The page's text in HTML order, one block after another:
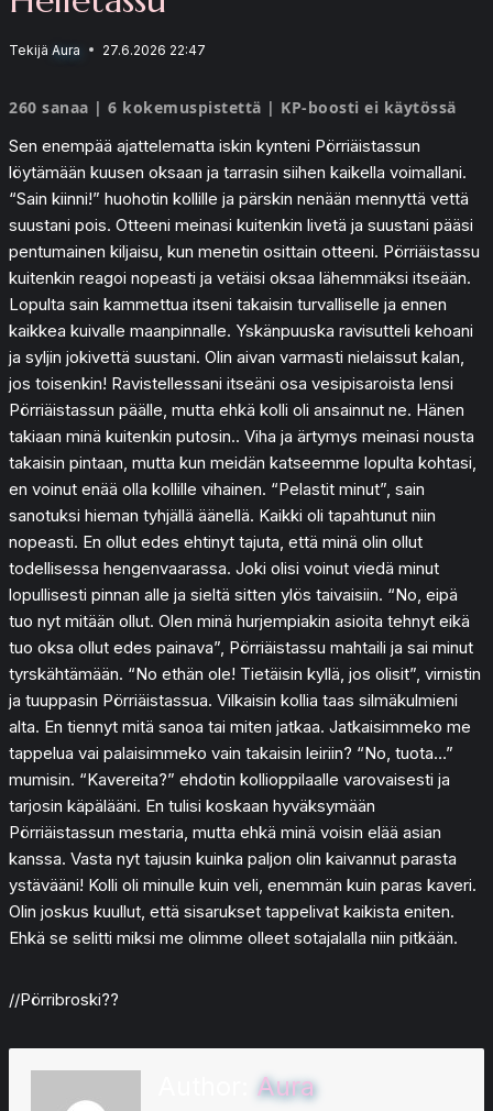
Tekijä Aura 27.6.2026 22:47
260 sanaa | 6 kokemuspistettä | KP-boosti ei käytössä
Sen enempää ajattelematta iskin kynteni Pörriäistassun
löytämään kuusen oksaan ja tarrasin siihen kaikella voimallani.
“Sain kiinni!” huohotin kollille ja pärskin nenään mennyttä vettä
suustani pois. Otteeni meinasi kuitenkin livetä ja suustani pääsi
pentumainen kiljaisu, kun menetin osittain otteeni. Pörriäistassu
kuitenkin reagoi nopeasti ja vetäisi oksaa lähemmäksi itseään.
Lopulta sain kammettua itseni takaisin turvalliselle ja ennen
kaikkea kuivalle maanpinnalle. Yskänpuuska ravisutteli kehoani
ja syljin jokivettä suustani. Olin aivan varmasti nielaissut kalan,
jos toisenkin! Ravistellessani itseäni osa vesipisaroista lensi
Pörriäistassun päälle, mutta ehkä kolli oli ansainnut ne. Hänen
takiaan minä kuitenkin putosin.. Viha ja ärtymys meinasi nousta
takaisin pintaan, mutta kun meidän katseemme lopulta kohtasi,
en voinut enää olla kollille vihainen. “Pelastit minut”, sain
sanotuksi hieman tyhjällä äänellä. Kaikki oli tapahtunut niin
nopeasti. En ollut edes ehtinyt tajuta, että minä olin ollut
todellisessa hengenvaarassa. Joki olisi voinut viedä minut
lopullisesti pinnan alle ja sieltä sitten ylös taivaisiin. “No, eipä
tuo nyt mitään ollut. Olen minä hurjempiakin asioita tehnyt eikä
tuo oksa ollut edes painava”, Pörriäistassu mahtaili ja sai minut
tyrskähtämään. “No ethän ole! Tietäisin kyllä, jos olisit”, virnistin
ja tuuppasin Pörriäistassua. Vilkaisin kollia taas silmäkulmieni
alta. En tiennyt mitä sanoa tai miten jatkaa. Jatkaisimmeko me
tappelua vai palaisimmeko vain takaisin leiriin? “No, tuota…”
mumisin. “Kavereita?” ehdotin kollioppilaalle varovaisesti ja
tarjosin käpälääni. En tulisi koskaan hyväksymään
Pörriäistassun mestaria, mutta ehkä minä voisin elää asian
kanssa. Vasta nyt tajusin kuinka paljon olin kaivannut parasta
ystävääni! Kolli oli minulle kuin veli, enemmän kuin paras kaveri.
Olin joskus kuullut, että sisarukset tappelivat kaikista eniten.
Ehkä se selitti miksi me olimme olleet sotajalalla niin pitkään.
//Pörribroski??
Aura